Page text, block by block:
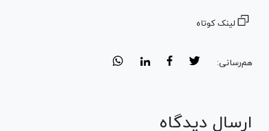
لینک کوتاه
هم‌رسانی:
ارسال دیدگاه